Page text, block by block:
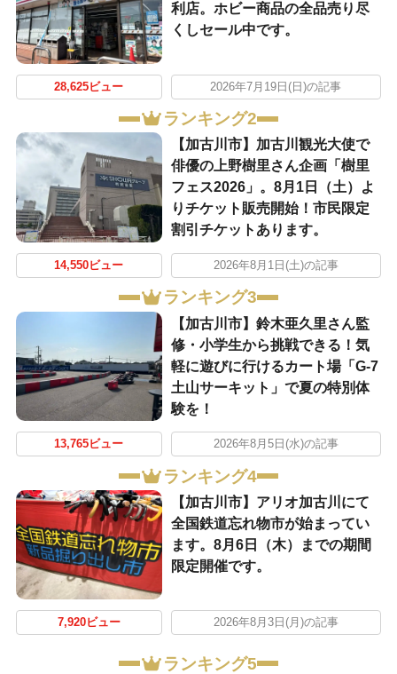
利店。ホビー商品の全品売り尽
くしセール中です。
28,625ビュー 2026年7月19日(日)の記事
ランキング2
【加古川市】加古川観光大使で
俳優の上野樹里さん企画「樹里
フェス2026」。8月1日（土）よ
りチケット販売開始！市民限定
割引チケットあります。
14,550ビュー 2026年8月1日(土)の記事
ランキング3
【加古川市】鈴木亜久里さん監
修・小学生から挑戦できる！気
軽に遊びに行けるカート場「G-7
土山サーキット」で夏の特別体
験を！
13,765ビュー 2026年8月5日(水)の記事
ランキング4
【加古川市】アリオ加古川にて
全国鉄道忘れ物市が始まってい
ます。8月6日（木）までの期間
限定開催です。
7,920ビュー 2026年8月3日(月)の記事
ランキング5